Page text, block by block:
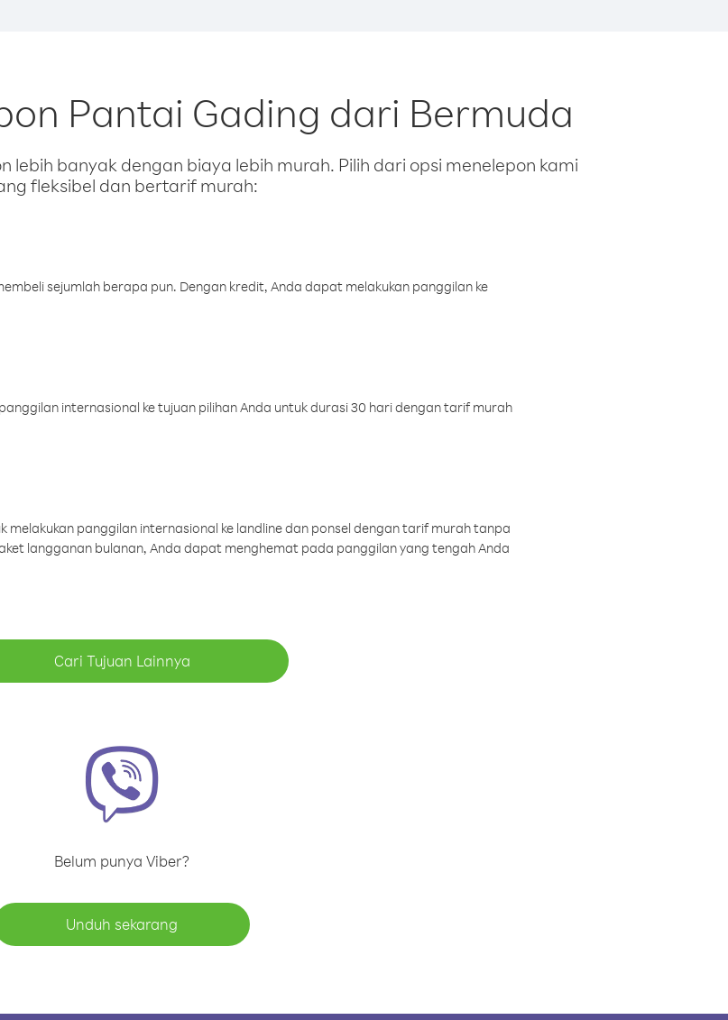
Pantai Gading dari Bermuda
lebih banyak dengan biaya lebih murah. Pilih dari opsi menelepon kami
fleksibel dan bertarif murah:
sejumlah berapa pun. Dengan kredit, Anda dapat melakukan panggilan ke
internasional ke tujuan pilihan Anda untuk durasi 30 hari dengan tarif murah
melakukan panggilan internasional ke landline dan ponsel dengan tarif murah tanpa
langganan bulanan, Anda dapat menghemat pada panggilan yang tengah Anda
Cari Tujuan Lainnya
Belum punya Viber?
Unduh sekarang